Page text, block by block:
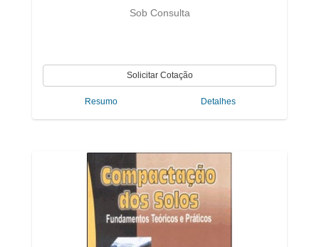
Sob Consulta
Resumo Detalhes